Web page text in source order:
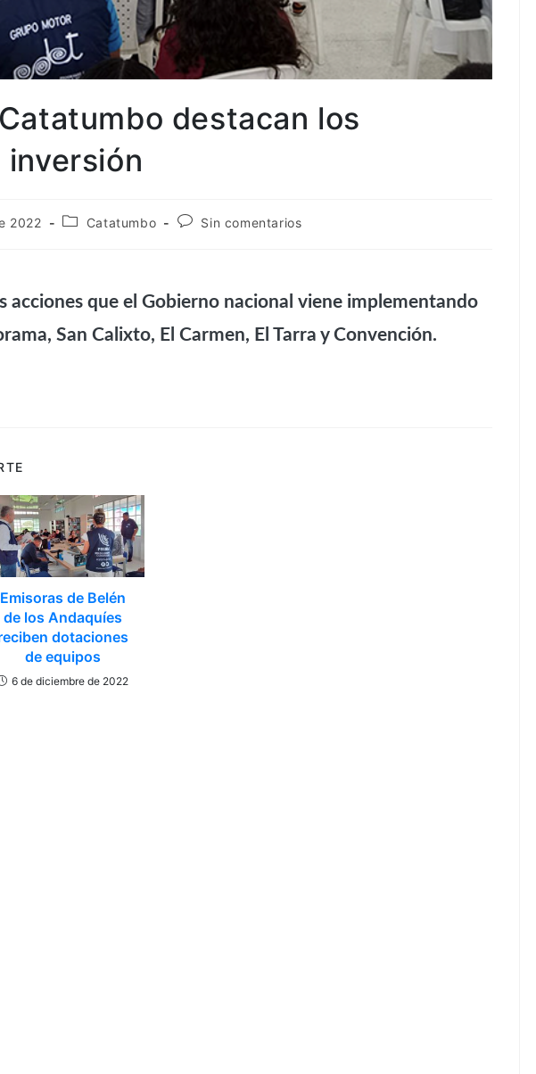
destacan los
2022 Catatumbo Sin comentarios
acciones que el Gobierno nacional viene implementando
San Calixto, El Carmen, El Tarra y Convención.
Emisoras de Belén
de los Andaquíes
dotaciones
de equipos
6 de diciembre de 2022